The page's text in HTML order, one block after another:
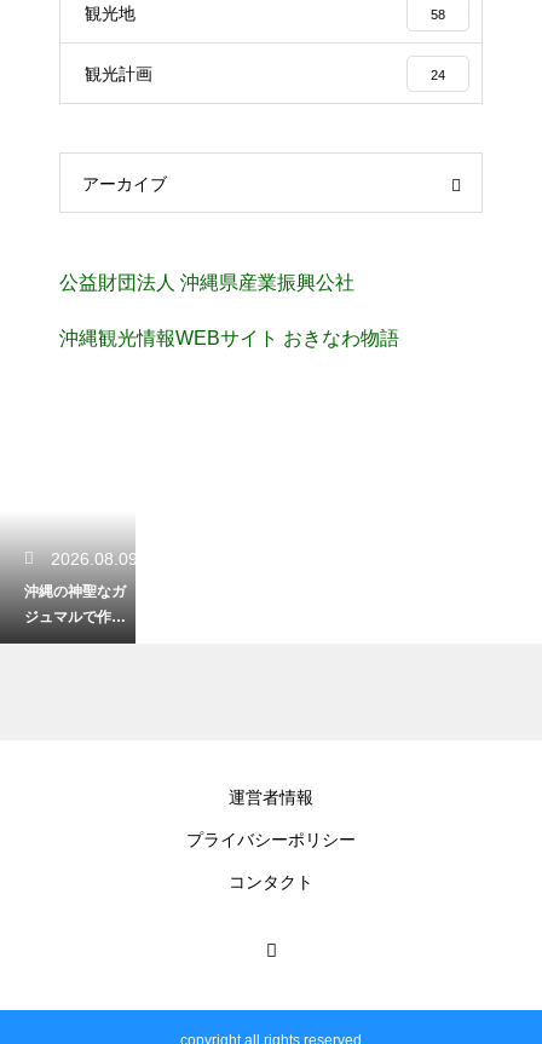
観光地 58
観光計画 24
アーカイブ
公益財団法人 沖縄県産業振興公社
沖縄観光情報WEBサイト おきなわ物語
2026.08.09
沖縄の神聖なガ
ジュマルで作ら
れた木工品！温
運営者情報
プライバシーポリシー
コンタクト
copyright all rights reserved